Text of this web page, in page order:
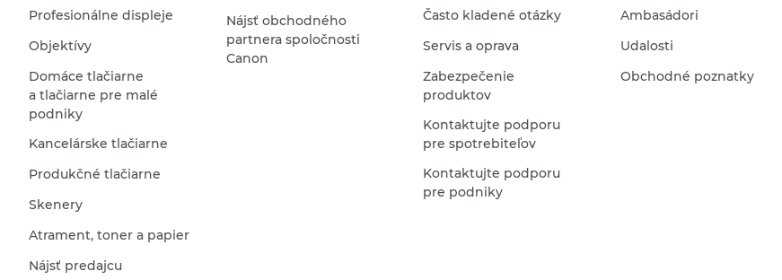
Profesionálne displeje
Objektívy
Domáce tlačiarne
a tlačiarne pre malé
podniky
Kancelárske tlačiarne
Produkčné tlačiarne
Skenery
Atrament, toner a papier
Nájsť predajcu
Nájsť obchodného
partnera spoločnosti
Canon
Často kladené otázky
Servis a oprava
Zabezpečenie
produktov
Kontaktujte podporu
pre spotrebiteľov
Kontaktujte podporu
pre podniky
Ambasádori
Udalosti
Obchodné poznatky